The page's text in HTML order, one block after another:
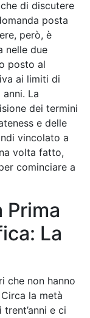
di discutere
posta
però, è
nelle due
posto al
ai limiti di
La
dei termini
e delle
vincolato a
volta fatto,
cominciare a
Prima
La
che non hanno
la metà
e ci